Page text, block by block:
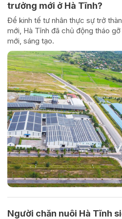
trưởng mới ở Hà Tĩnh?
Để kinh tế tư nhân thực sự trở
mới, Hà Tĩnh đã chủ động tháo
mới, sáng tạo.
Người chăn nuôi Hà Tĩnh